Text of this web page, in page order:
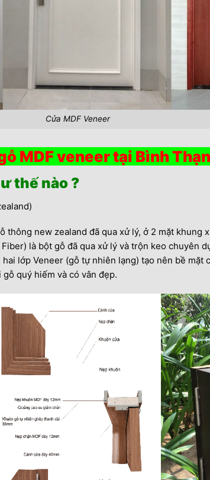
Cửa MDF Veneer
MDF veneer tại Bình
thế nào ?
thông new zealand đã qua xử lý, ở 2 mặt khung
là bột gỗ đã qua xử lý và trộn keo chuyên
lớp Veneer (gỗ tự nhiên lạng) tạo nên bề mặt
quý hiếm và có vân đẹp.